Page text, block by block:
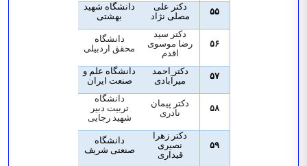
۵۵
دکتر علی
مصلی نژاد
دانشگاه شهید
بهشتی
۵۶
دکتر سید
رضا موسوی
اقدم
دانشگاه
محقق اردبیلی
۵۷
دکتر احمد
میرآبادی
دانشگاه علم و
صنعت ایران
۵۸
دکتر پیمان
نادری
دانشگاه
تربیت دبیر
شهید رجایی
۵۹
دکتر زهرا
نصیری
قیداری
دانشگاه
صنعتی شریف